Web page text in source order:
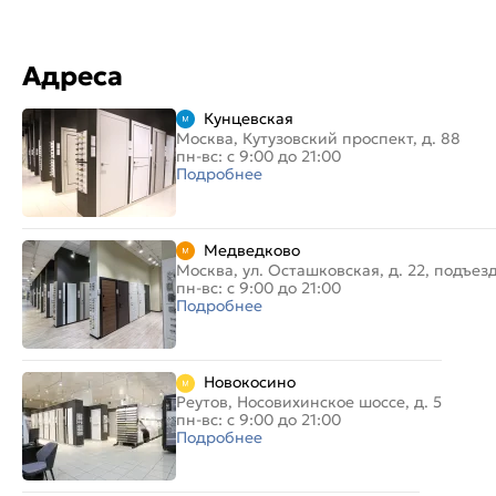
Адреса
Кунцевская
Москва, Кутузовский проспект, д. 88
пн-вс: с 9:00 до 21:00
Подробнее
Медведково
Москва, ул. Осташковская, д. 22,
пн-вс: с 9:00 до 21:00
Подробнее
Новокосино
Реутов, Носовихинское шоссе, д. 5
пн-вс: с 9:00 до 21:00
Подробнее